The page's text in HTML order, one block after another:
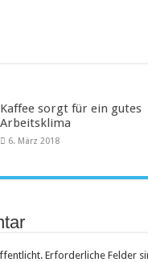
Kaffee sorgt für ein gutes
Arbeitsklima
6. März 2018
Erforderliche Felder